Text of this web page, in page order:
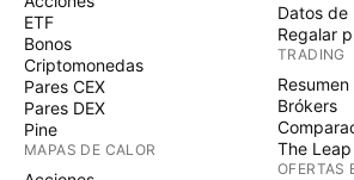
ETF
Bonos
Criptomonedas
Pares CEX
Pares DEX
Pine
MAPAS DE CALOR
Datos de
Regalar
TRADING
Resumen
Brókers
The Leap
OFERTAS